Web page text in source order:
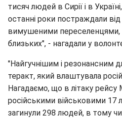
тисяч людей в Сирії і в
останні роки постраждали від
вимушеними переселенцями,
близьких", - нагадали у
"Найгучнішим і резонансним
теракт, який влаштувала
Нагадаємо, що в літаку рейсу
російськими військовими 17
загинули 298 людей, в тому